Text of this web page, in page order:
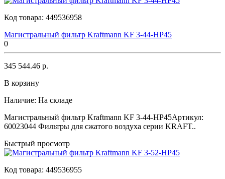
Код товара: 449536958
Магистральный фильтр Kraftmann KF 3-44-HP45
0
345 544.46 р.
В корзину
Наличие: На складе
Магистральный фильтр Kraftmann KF 3-44-HP45Артикул:
60023044 Фильтры для сжатого воздуха серии KRAFT..
Быстрый просмотр
Код товара: 449536955